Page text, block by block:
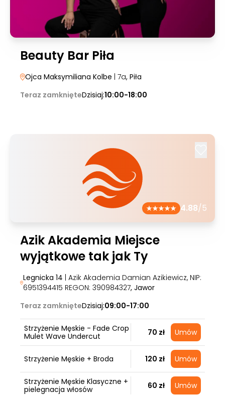
Beauty Bar Piła
Ojca Maksymiliana Kolbe | 7a, Piła
Teraz zamknięteDzisiaj:10:00-18:00
4.88/5
Azik Akademia Miejsce
wyjątkowe tak jak Ty
Legnicka 14 | Azik Akademia Damian Azikiewicz, NIP:
6951394415 REGON: 390984327, Jawor
Teraz zamknięteDzisiaj:09:00-17:00
Strzyżenie Męskie - Fade Crop
Mulet Wave Undercut
70 zł Umów
Strzyżenie Męskie + Broda 120 zł Umów
Strzyżenie Męskie Klasyczne +
pielegnacja włosów
60 zł Umów